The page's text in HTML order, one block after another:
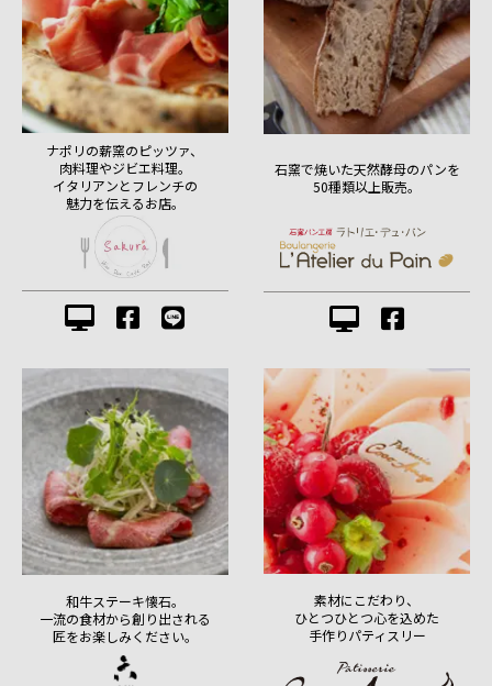
ナポリの薪窯のピッツァ、
肉料理やジビエ料理。
イタリアンとフレンチの
魅力を伝えるお店。
石窯で焼いた天然酵母のパンを
50種類以上販売。
和牛ステーキ懐石。
一流の食材から創り出される
匠をお楽しみください。
素材にこだわり、
ひとつひとつ心を込めた
手作りパティスリー